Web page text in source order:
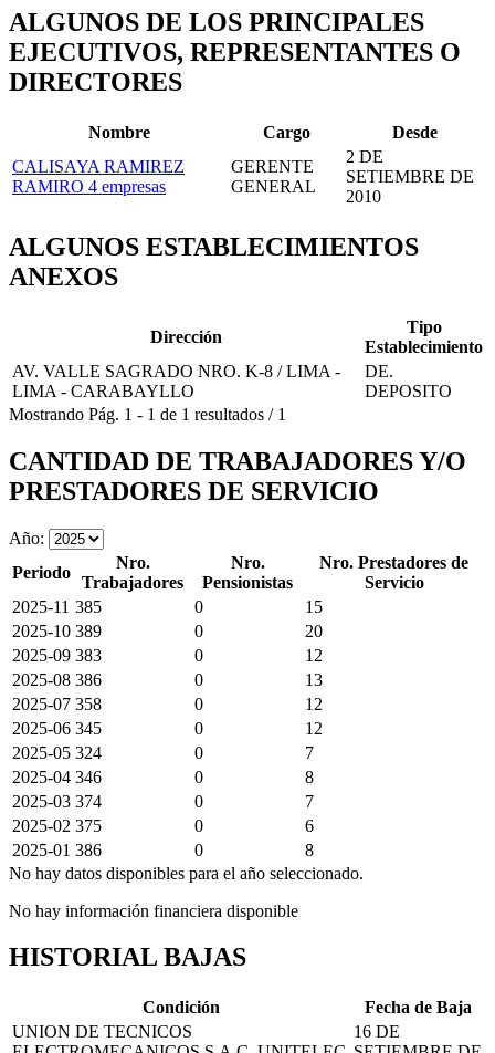
ALGUNOS DE LOS PRINCIPALES
EJECUTIVOS, REPRESENTANTES O
DIRECTORES
Nombre Cargo
Desde
CALISAYA RAMIREZ
RAMIRO 4 empresas
GERENTE
GENERAL
2 DE
SETIEMBRE DE
2010
ALGUNOS ESTABLECIMIENTOS
ANEXOS
Dirección
Tipo
Establecimiento
AV. VALLE SAGRADO NRO. K-8 / LIMA -
LIMA - CARABAYLLO
DE.
DEPOSITO
Mostrando Pág. 1 - 1 de 1 resultados / 1
CANTIDAD DE TRABAJADORES Y/O
PRESTADORES DE SERVICIO
Año:
Periodo
Nro.
Trabajadores
Nro.
Pensionistas
Nro. Prestadores de
Servicio
2025-11 385 0
15
2025-10 389 0
20
2025-09 383 0
12
2025-08 386 0
13
2025-07 358 0
12
2025-06 345 0
12
2025-05 324 0
7
2025-04 346 0
8
2025-03 374 0
7
2025-02 375 0
6
2025-01 386 0
8
No hay datos disponibles para el año seleccionado.
No hay información financiera disponible
HISTORIAL BAJAS
Condición
Fecha de Baja
UNION DE TECNICOS
16 DE